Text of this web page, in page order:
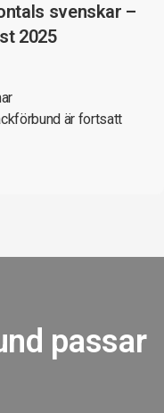
svenskar –
2025
är fortsatt
passar